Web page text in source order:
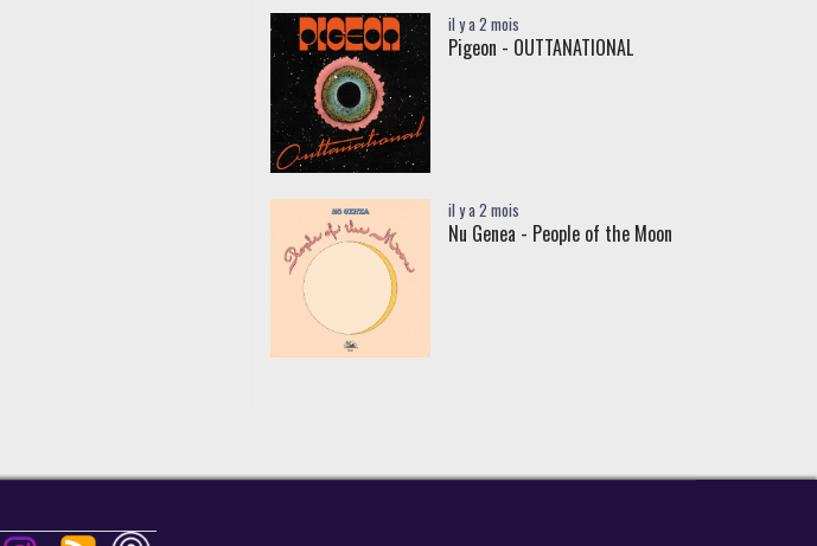
il y a 2 mois
Pigeon - OUTTANATIONAL
il y a 2 mois
Nu Genea - People of the Moon